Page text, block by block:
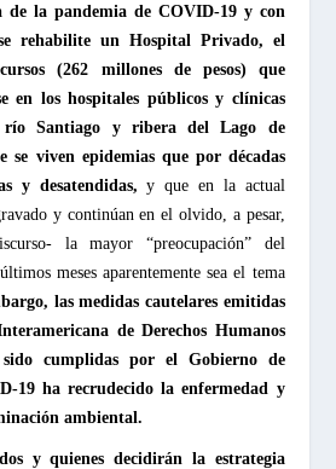
de la pandemia de COVID-19 y con
rehabilite un Hospital Privado, el
(262 millones de pesos)
que
en los hospitales públicos y clínicas
río Santiago y ribera del Lago de
se viven epidemias que por décadas
y desatendidas,y que en la actual
y continúan en el olvido, a pesar,
la mayor “preocupación” del
meses aparentemente sea el tema
las medidas cautelares emitidas
de Derechos Humanos
cumplidas por el Gobierno de
19 ha recrudecido la enfermedad y
ambiental.
y quienes decidirán la estrategia